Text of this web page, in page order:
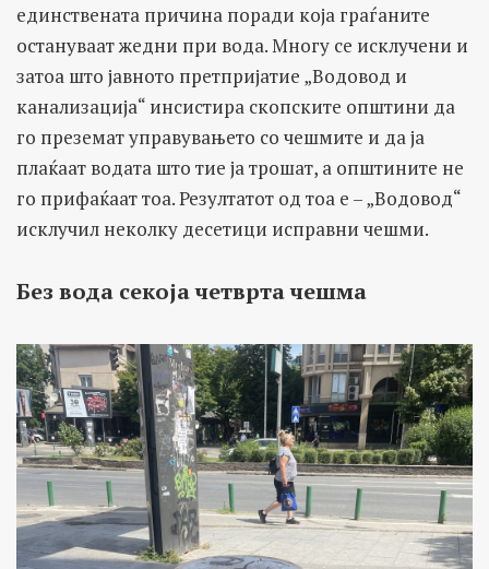
единствената причина поради која граѓаните
остануваат жедни при вода. Многу се исклучени и
затоа што јавното претпријатие „Водовод и
канализација“ инсистира скопските општини да
го преземат управувањето со чешмите и да ја
плаќаат водата што тие ја трошат, а општините не
го прифаќаат тоа. Резултатот од тоа е – „Водовод“
исклучил неколку десетици исправни чешми.
Без вода секоја четврта чешма